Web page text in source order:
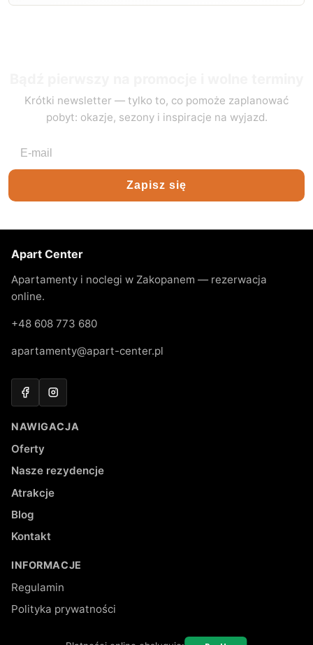
Krótki newsletter — tylko to, co pomoże zaplanować
pobyt: okazje, sezony i inspiracje na wyjazd.
Adres e-mail
Zapisz się
Apart Center
Apartamenty i noclegi w Zakopanem — rezerwacja
online.
+48 608 773 680
apartamenty@apart-center.pl
FacebookInstagram
NAWIGACJA
Oferty
Nasze rezydencje
Atrakcje
Blog
Kontakt
INFORMACJE
Regulamin
Polityka prywatności